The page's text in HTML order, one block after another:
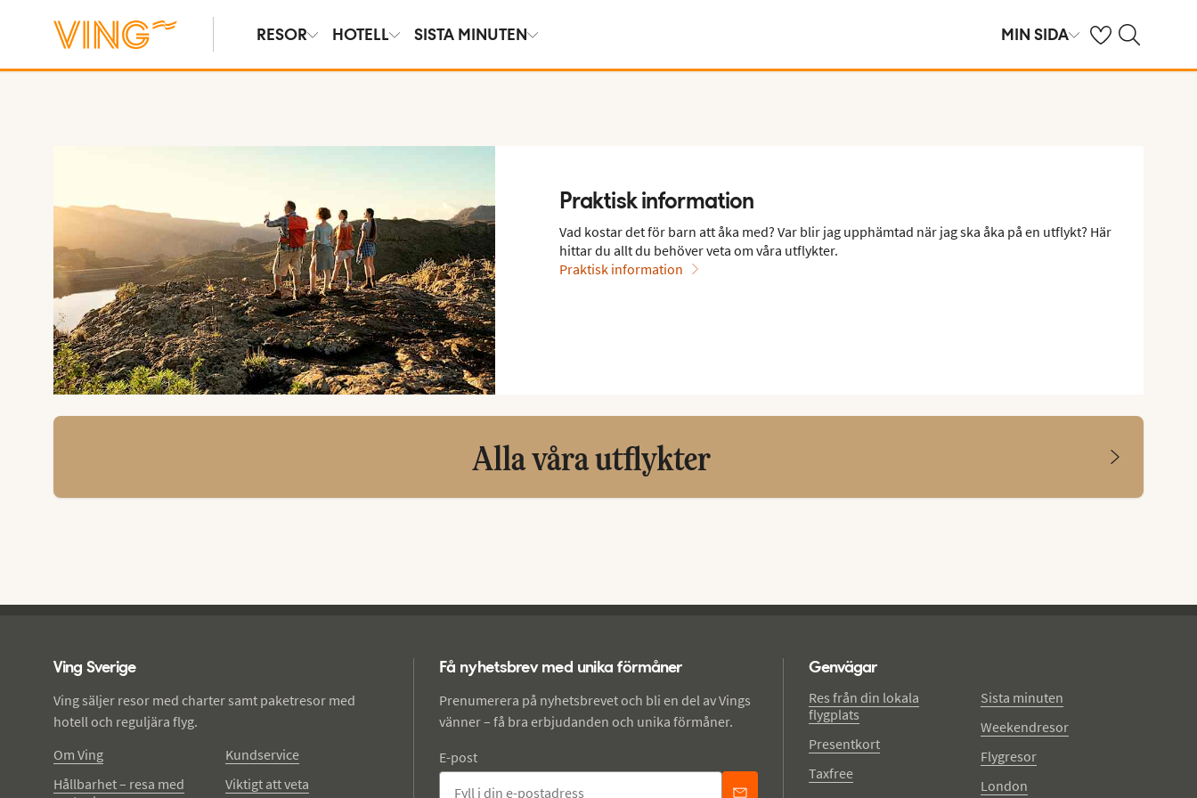
RESOR HOTELL SISTA MINUTEN MIN SIDA Se dina sparade
Sök på ving.se
Praktisk information
Vad kostar det för barn att åka med? Var blir jag upphämtad när jag ska åka på en utflykt? Här
hittar du allt du behöver veta om våra utflykter.
Praktisk information
Alla våra utflykter
Ving Sverige
Ving säljer resor med charter samt paketresor med
hotell och reguljära flyg.
Om Ving
Hållbarhet – resa med
Kundservice
Viktigt att veta
Få nyhetsbrev med unika förmåner
Prenumerera på nyhetsbrevet och bli en del av Vings
vänner – få bra erbjudanden och unika förmåner.
E-post
Genvägar
Res från din lokala
flygplats
Presentkort
Taxfree
Sista minuten
Weekendresor
Flygresor
London